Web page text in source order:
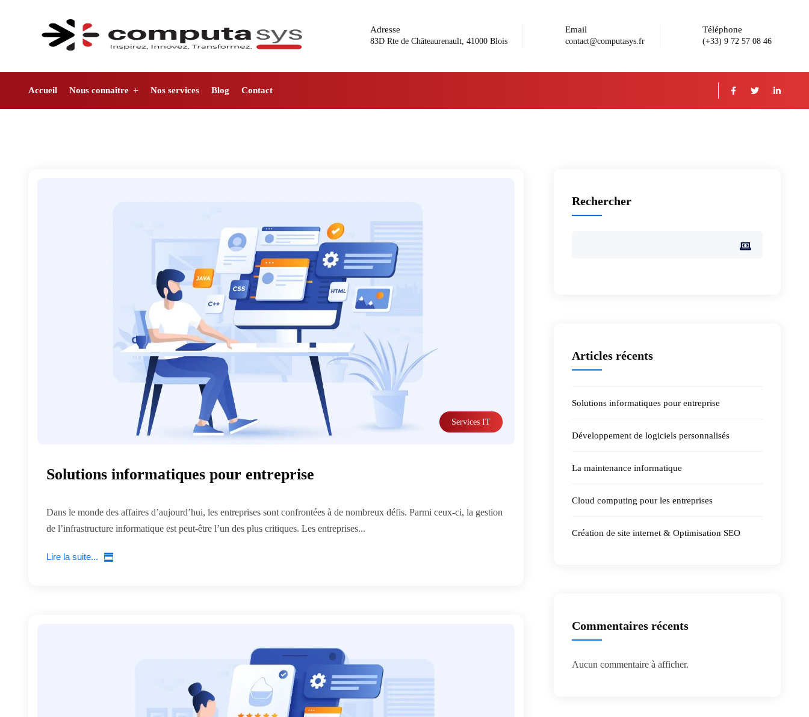
Adresse
83D Rte de Chāteaurenault, 41000 Blois
Email
contact@computasys.fr
Téléphone
(+33) 9 72 57 08 46
Accueil Nous connaître Nos services Blog Contact
Services IT
Solutions informatiques pour entreprise
Dans le monde des affaires d’aujourd’hui, les entreprises sont confrontées à de nombreux défis. Parmi ceux-ci, la gestion
de l’infrastructure informatique est peut-être l’un des plus critiques. Les entreprises...
Lire la suite...
Rechercher
Articles récents
Solutions informatiques pour entreprise
Développement de logiciels personnalisés
La maintenance informatique
Cloud computing pour les entreprises
Création de site internet & Optimisation SEO
Commentaires récents
Aucun commentaire à afficher.